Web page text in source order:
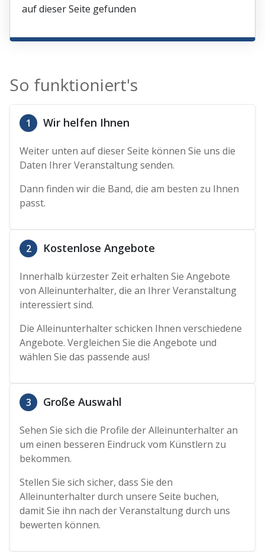
auf dieser Seite gefunden
So funktioniert's
1 Wir helfen Ihnen
Weiter unten auf dieser Seite können Sie uns die
Daten Ihrer Veranstaltung senden.
Dann finden wir die Band, die am besten zu Ihnen
passt.
2 Kostenlose Angebote
Innerhalb kürzester Zeit erhalten Sie Angebote
von Alleinunterhalter, die an Ihrer Veranstaltung
interessiert sind.
Die Alleinunterhalter schicken Ihnen verschiedene
Angebote. Vergleichen Sie die Angebote und
wählen Sie das passende aus!
3 Große Auswahl
Sehen Sie sich die Profile der Alleinunterhalter an
um einen besseren Eindruck vom Künstlern zu
bekommen.
Stellen Sie sich sicher, dass Sie den
Alleinunterhalter durch unsere Seite buchen,
damit Sie ihn nach der Veranstaltung durch uns
bewerten können.